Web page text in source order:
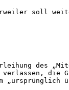
soll
des
die
„ursprünglich